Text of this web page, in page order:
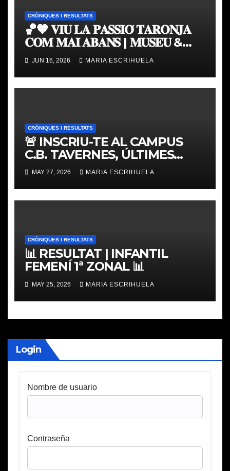
CRÒNIQUES I RESULTATS
🏀🧡 𝐕𝐈𝐔 𝐋𝐀 𝐏𝐀𝐒𝐒𝐈𝐎́ 𝐓𝐀𝐑𝐎𝐍𝐉𝐀
𝐂𝐎𝐌 𝐌𝐀𝐈 𝐀𝐁𝐀𝐍𝐒 | 𝐌𝐔𝐒𝐄𝐔 &
𝐓𝐎𝐔𝐑 𝐕𝐀𝐋𝐄𝐍𝐂𝐈𝐀 𝐁𝐀𝐒𝐊𝐄𝐓
JUN 16, 2026 MARIA ESCRIHUELA
CRÒNIQUES I RESULTATS
🚨 INSCRIU-TE AL CAMPUS
C.B. TAVERNES, ÚLTIMES
PLACES
MAY 27, 2026 MARIA ESCRIHUELA
CRÒNIQUES I RESULTATS
📊 RESULTAT | INFANTIL
FEMENÍ 1ª ZONAL 📊
MAY 25, 2026 MARIA ESCRIHUELA
Login
Nombre de usuario
Contraseña